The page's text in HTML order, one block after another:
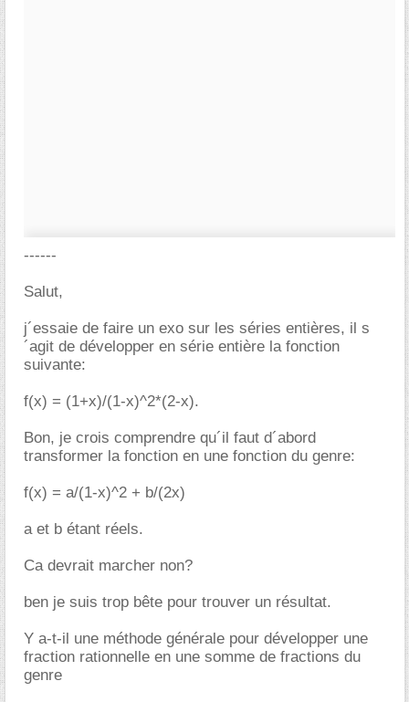
------
Salut,
j´essaie de faire un exo sur les séries entières, il s
´agit de développer en série entière la fonction
suivante:
f(x) = (1+x)/(1-x)^2*(2-x).
Bon, je crois comprendre qu´il faut d´abord
transformer la fonction en une fonction du genre:
f(x) = a/(1-x)^2 + b/(2x)
a et b étant réels.
Ca devrait marcher non?
ben je suis trop bête pour trouver un résultat.
Y a-t-il une méthode générale pour développer une
fraction rationnelle en une somme de fractions du
genre